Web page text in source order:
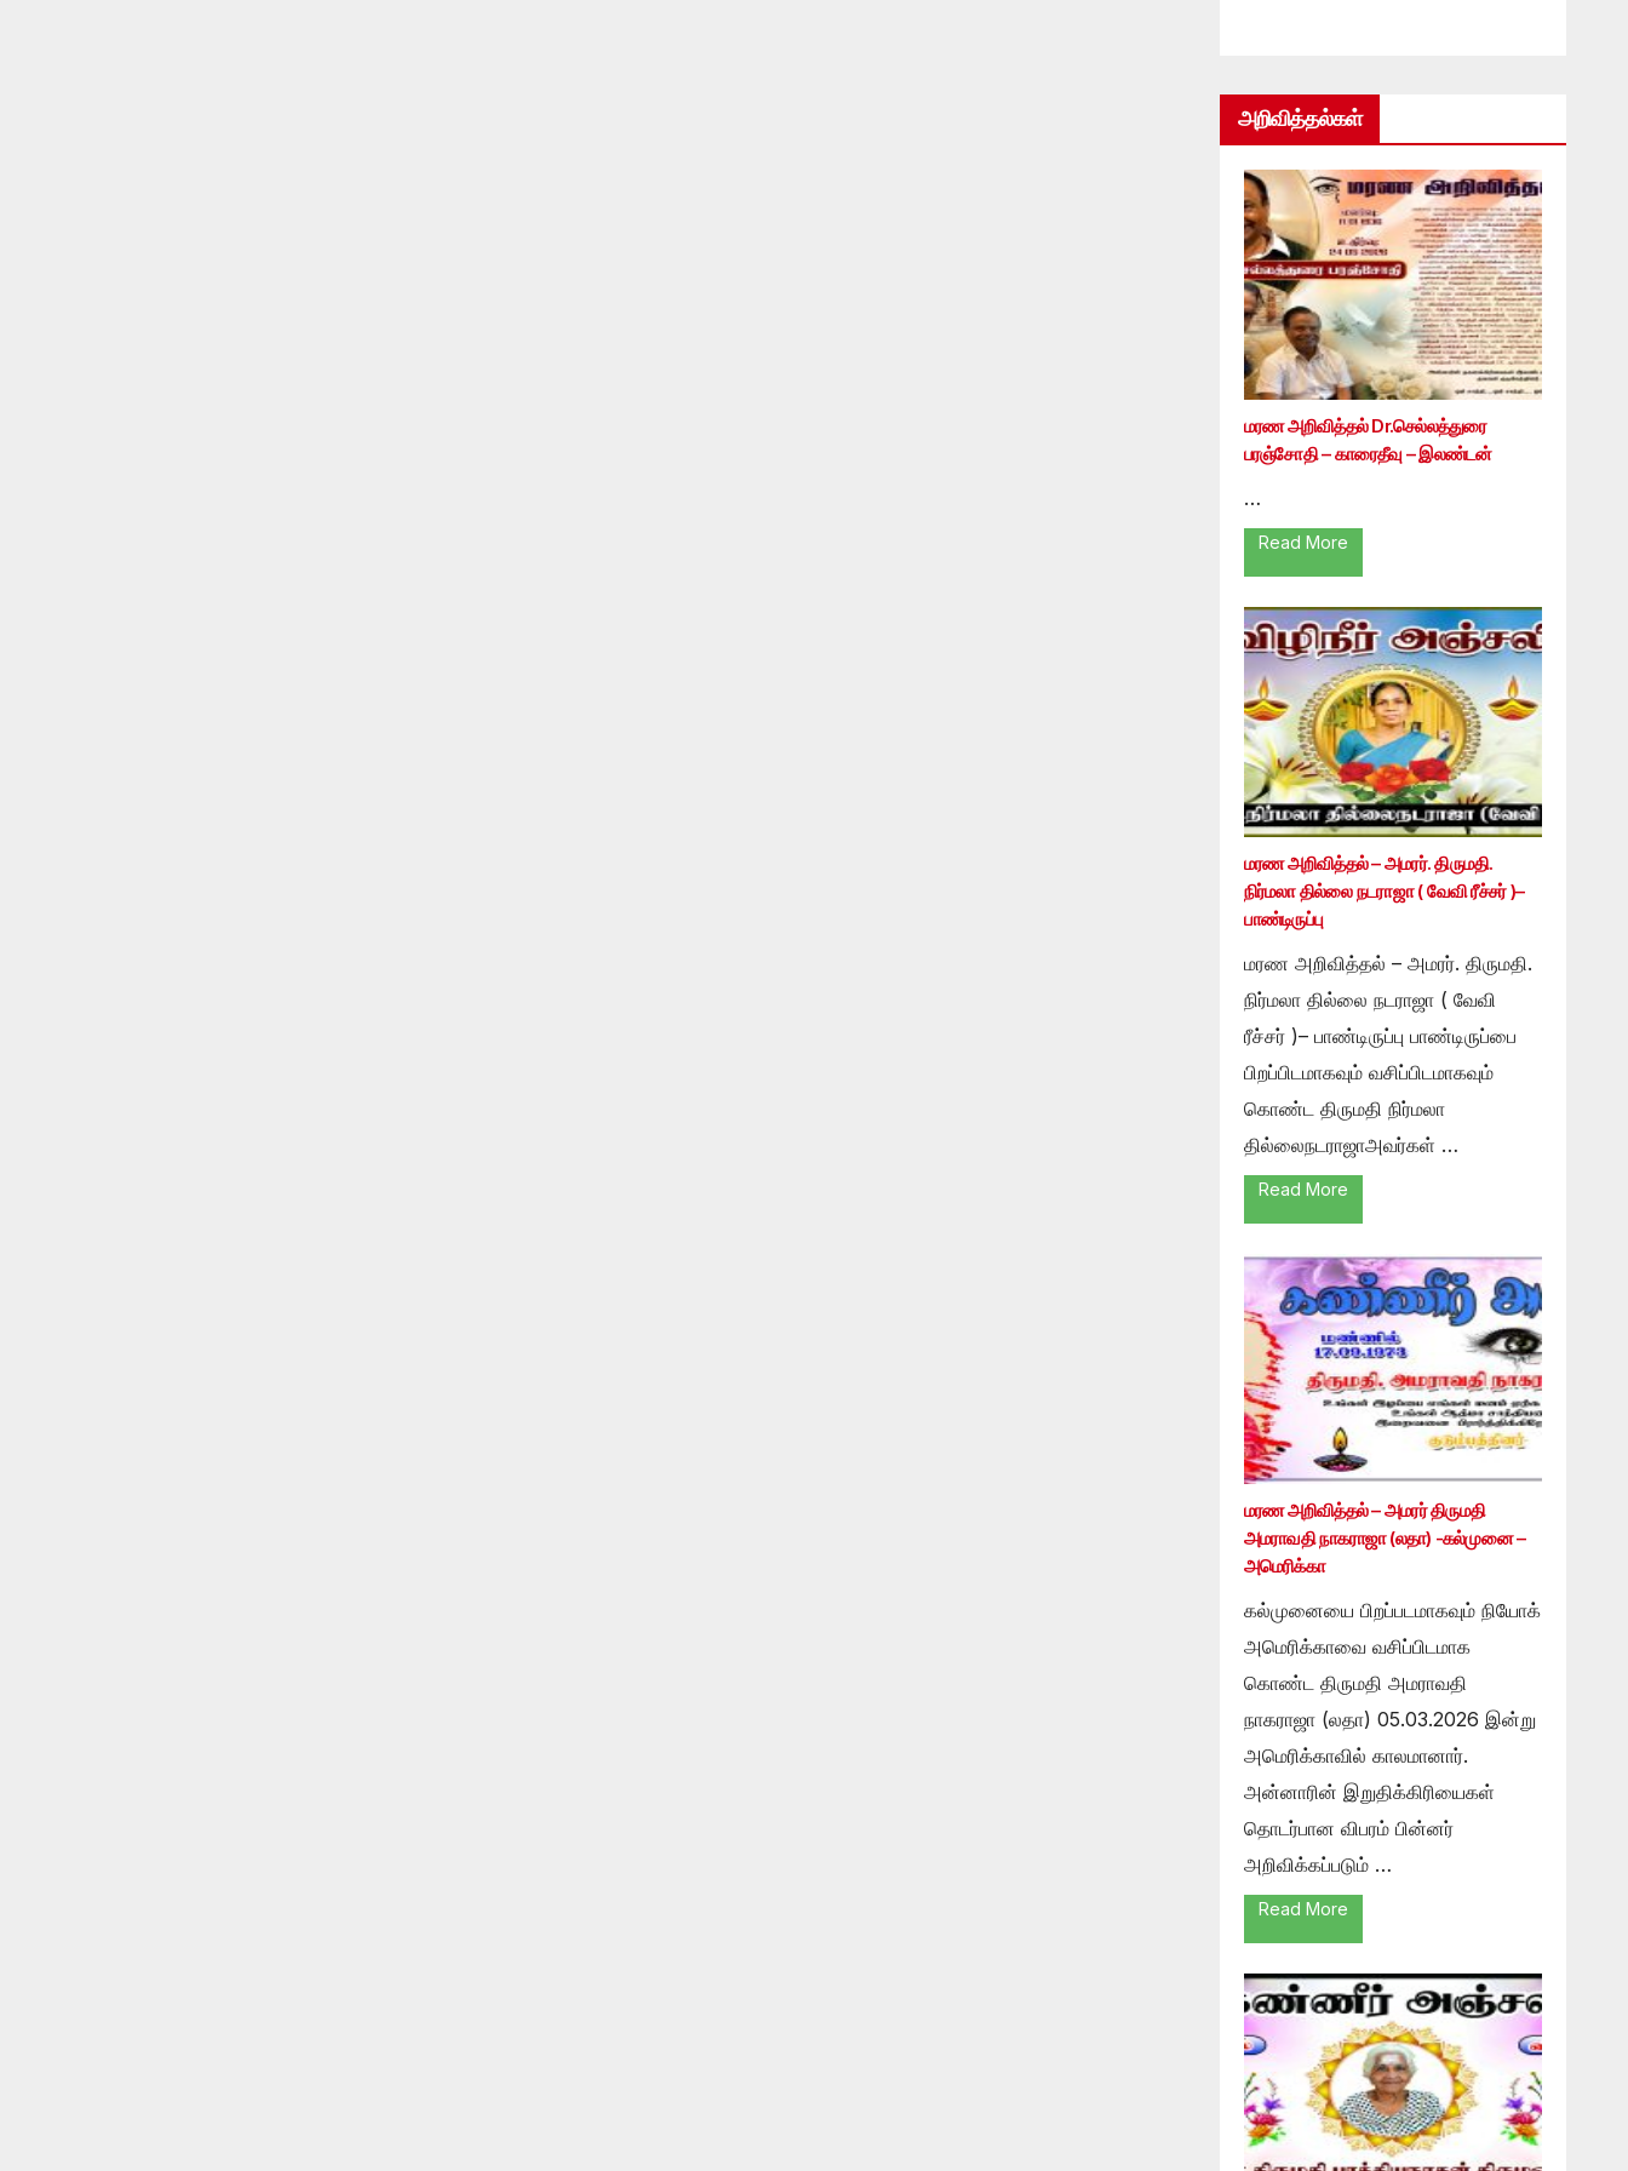
அறிவித்தல்கள்
மரண அறிவித்தல் Dr.செல்லத்துரை
பரஞ்சோதி – காரைதீவு – இலண்டன்
…
Read More
மரண அறிவித்தல் – அமரர். திருமதி.
நிர்மலா தில்லை நடராஜா ( வேவி ரீச்சர் )–
பாண்டிருப்பு
மரண அறிவித்தல் – அமரர். திருமதி.
நிர்மலா தில்லை நடராஜா ( வேவி
ரீச்சர் )– பாண்டிருப்பு பாண்டிருப்பை
பிறப்பிடமாகவும் வசிப்பிடமாகவும்
கொண்ட திருமதி நிர்மலா
தில்லைநடராஜாஅவர்கள் …
Read More
மரண அறிவித்தல் – அமரர் திருமதி
அமராவதி நாகராஜா (லதா) -கல்முனை –
அமெரிக்கா
கல்முனையை பிறப்படமாகவும் நியோக்
அமெரிக்காவை வசிப்பிடமாக
கொண்ட திருமதி அமராவதி
நாகராஜா (லதா) 05.03.2026 இன்று
அமெரிக்காவில் காலமானார்.
அன்னாரின் இறுதிக்கிரியைகள்
தொடர்பான விபரம் பின்னர்
அறிவிக்கப்படும் …
Read More